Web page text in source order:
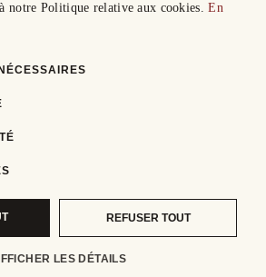
notre Politique relative aux cookies.En
REFUSER TOUT
LES DÉTAILS